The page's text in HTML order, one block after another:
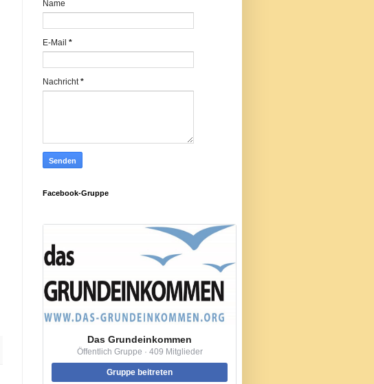
Name
E-Mail *
Nachricht*
Facebook-Gruppe
Das Grundeinkommen
Öffentlich Gruppe · 409 Mitglieder
Gruppe beitreten